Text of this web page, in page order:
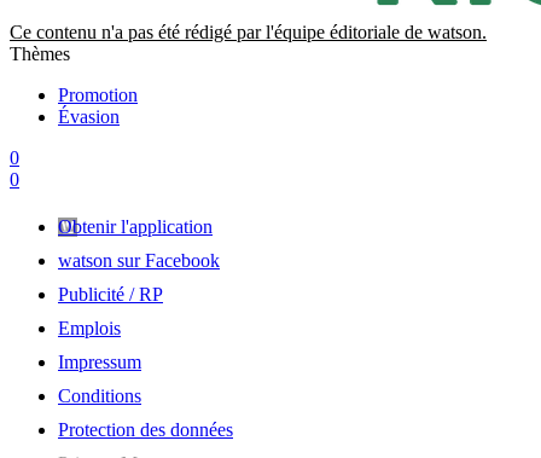
Ce contenu n'a pas été rédigé par l'équipe éditoriale de watson.
Thèmes
Promotion
Évasion
0
0
Obtenir l'application
watson sur Facebook
Publicité / RP
Emplois
Impressum
Conditions
Protection des données